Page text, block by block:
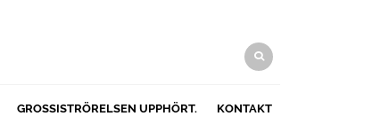
GROSSISTRÖRELSEN UPPHÖRT. KONTAKT